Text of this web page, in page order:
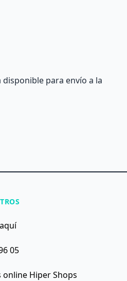
para envío a la
05
Hiper Shops